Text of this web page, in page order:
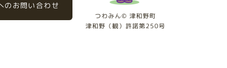
のお問い合わせ